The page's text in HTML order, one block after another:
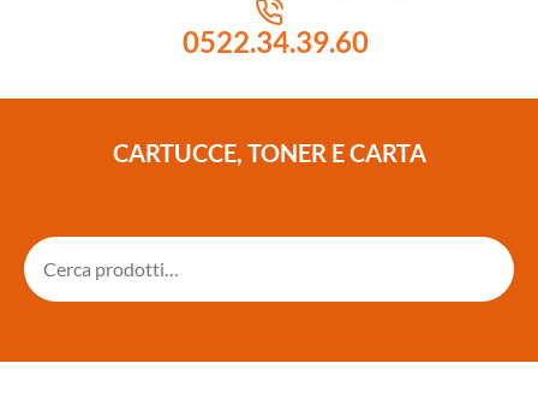
0522.34.39.60
CARTUCCE, TONER E CARTA